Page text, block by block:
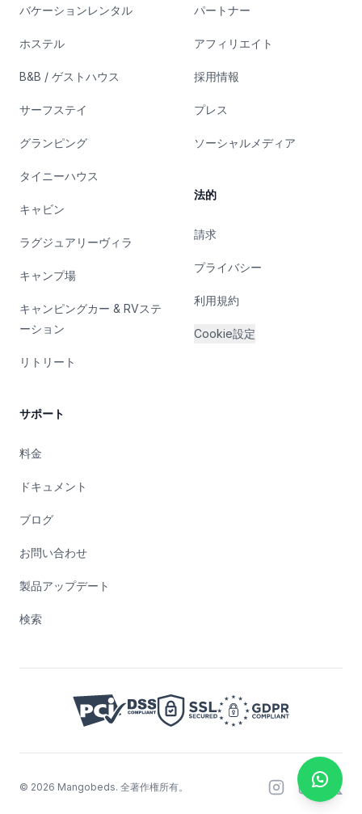
バケーションレンタル
ホステル
B&B / ゲストハウス
サーフステイ
グランピング
タイニーハウス
キャビン
ラグジュアリーヴィラ
キャンプ場
キャンピングカー & RVステ
ーション
リトリート
サポート
料金
ドキュメント
ブログ
お問い合わせ
製品アップデート
検索
パートナー
アフィリエイト
採用情報
プレス
ソーシャルメディア
法的
請求
プライバシー
利用規約
Cookie設定
© 2026 Mangobeds. 全著作権所有。